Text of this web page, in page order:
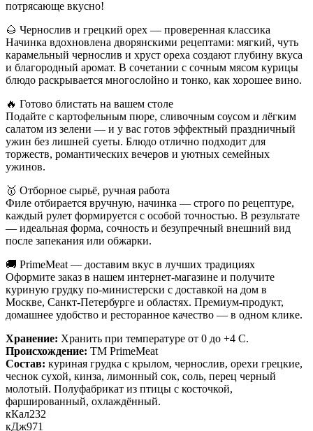
потрясающе вкусно!
🌰 Чернослив и грецкий орех — проверенная классика
Начинка вдохновлена дворянскими рецептами: мягкий, чуть
карамельный чернослив и хруст ореха создают глубину вкуса
и благородный аромат. В сочетании с сочным мясом курицы
блюдо раскрывается многослойно и тонко, как хорошее вино.
🔥 Готово блистать на вашем столе
Подайте с картофельным пюре, сливочным соусом и лёгким
салатом из зелени — и у вас готов эффектный праздничный
ужин без лишней суеты. Блюдо отлично подходит для
торжеств, романтических вечеров и уютных семейных
ужинов.
🥇 Отборное сырьё, ручная работа
Филе отбирается вручную, начинка — строго по рецептуре,
каждый рулет формируется с особой точностью. В результате
— идеальная форма, сочность и безупречный внешний вид
после запекания или обжарки.
🚚 PrimeMeat — доставим вкус в лучших традициях
Оформите заказ в нашем интернет-магазине и получите
куриную грудку по-министерски с доставкой на дом в
Москве, Санкт-Петербурге и областях. Премиум-продукт,
домашнее удобство и ресторанное качество — в одном клике.
Хранение: Хранить при температуре от 0 до +4 С.
Происхождение: ТМ PrimeMeat
Состав: куриная грудка с крылом, чернослив, орехи грецкие,
чеснок сухой, кинза, лимонный сок, соль, перец черный
молотый. Полуфабрикат из птицы с косточкой,
фаршированный, охлаждённый.
кКал232
кДж971